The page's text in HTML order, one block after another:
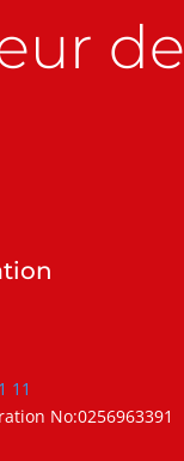
11
No:0256963391